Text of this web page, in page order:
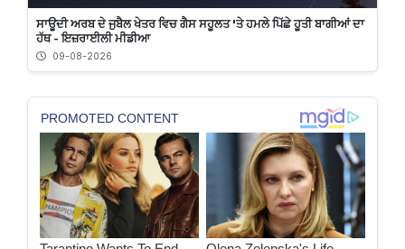
ਸਾਊਦੀ ਅਰਬ ਦੇ ਜੁਬੈਲ ਖੇਤਰ ਵਿਚ ਗੈਸ ਸਹੂਲਤ 'ਤੇ ਹਮਲੇ ਪਿੱਛੇ ਹੂਤੀ ਬਾਗੀਆਂ ਦਾ
ਹੱਥ - ਇਜ਼ਰਾਈਲੀ ਮੀਡੀਆ
09-08-2026